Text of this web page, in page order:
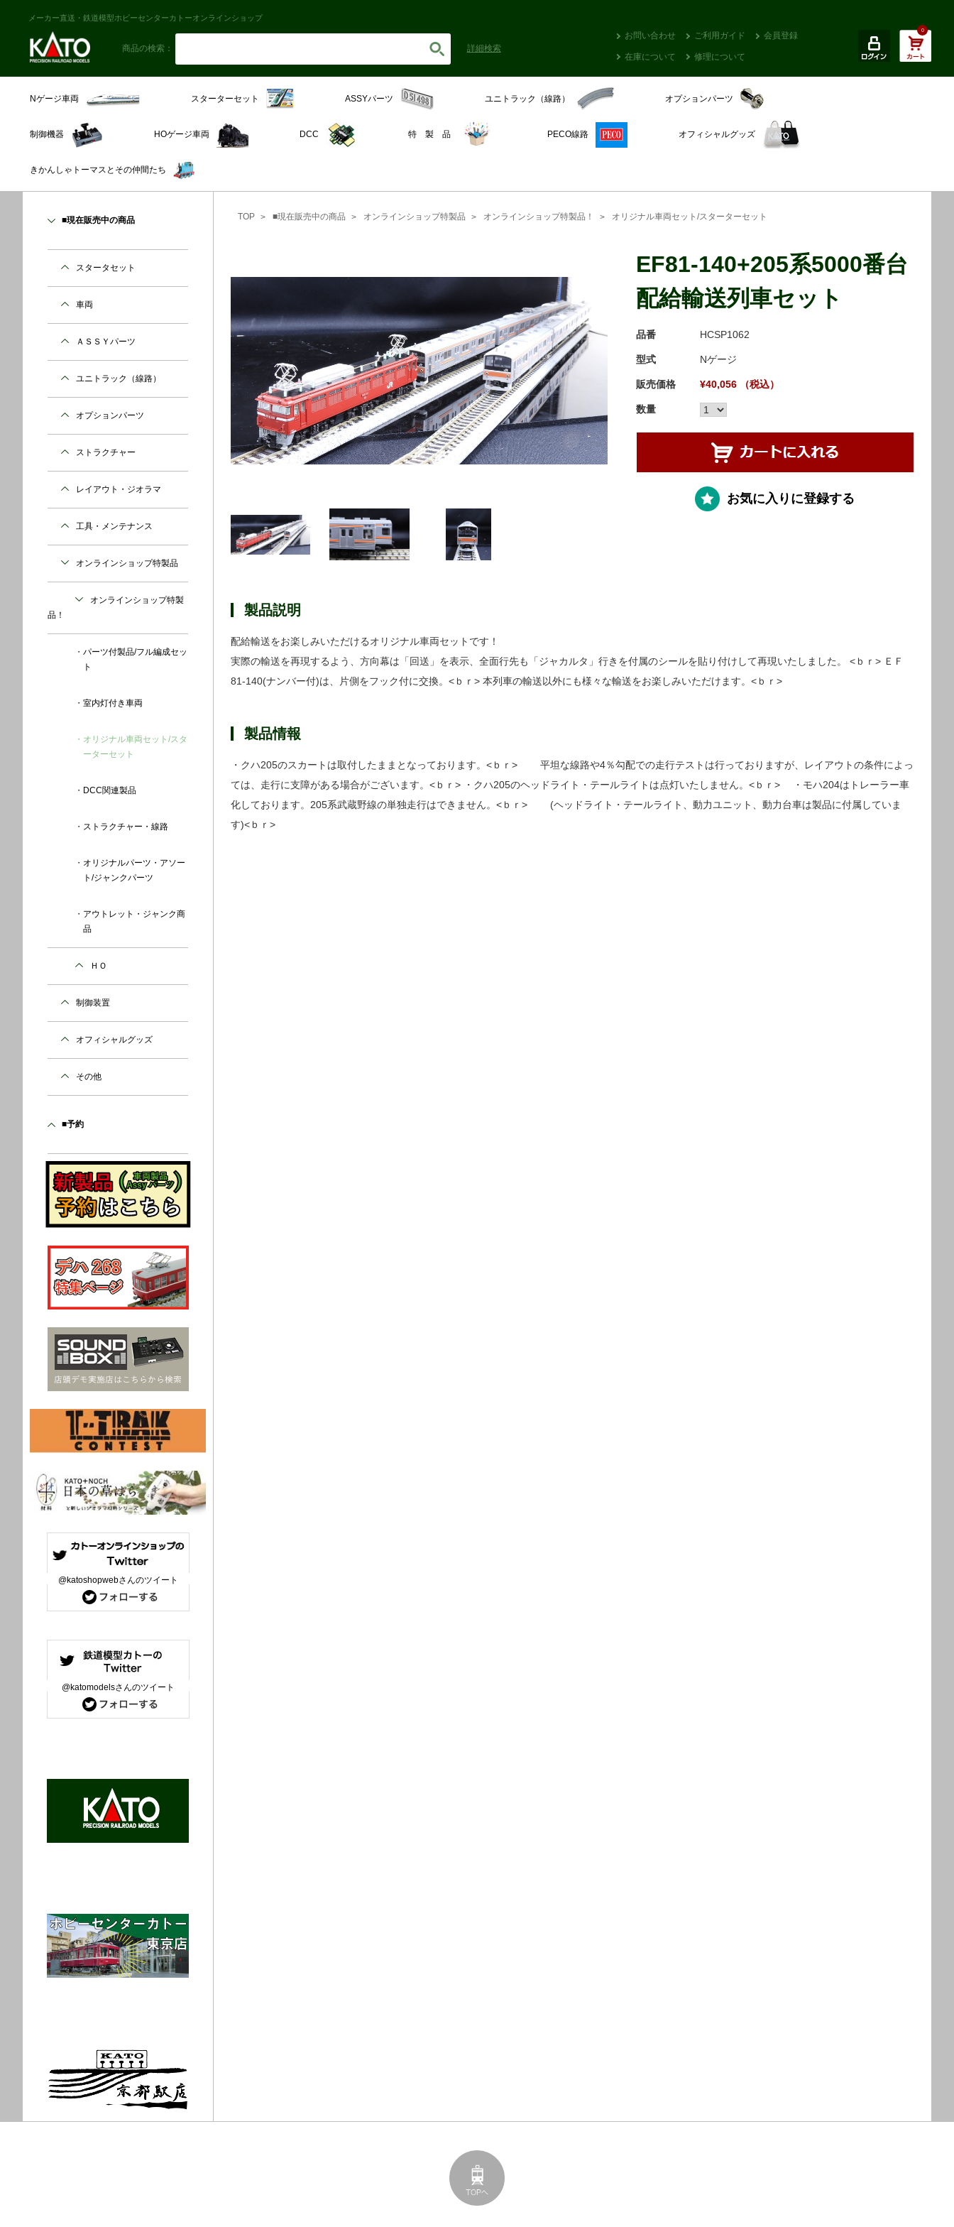
メーカー直送・鉄道模型ホビーセンターカトーオンラインショップ
商品の検索： 詳細検索
お問い合わせ ご利用ガイド 会員登録
在庫について 修理について
0
Nゲージ車両 スターターセット ASSYパーツ ユニトラック（線路） オプションパーツ
制御機器 HOゲージ車両 DCC 特 製 品 PECO線路 オフィシャルグッズ
きかんしゃトーマスとその仲間たち
TOP ■現在販売中の商品 オンラインショップ特製品 オンラインショップ特製品！ オリジナル車両セット/スターターセット
EF81-140+205系5000番台
配給輸送列車セット
品番 HCSP1062
型式 Nゲージ
販売価格 ¥40,056 （税込）
数量
お気に入りに登録する
製品説明
配給輸送をお楽しみいただけるオリジナル車両セットです！
実際の輸送を再現するよう、方向幕は「回送」を表示、全面行先も「ジャカルタ」行きを付属のシールを貼り付けして再現いたしました。 <ｂｒ> ＥＦ
81-140(ナンバー付)は、片側をフック付に交換。<ｂｒ> 本列車の輸送以外にも様々な輸送をお楽しみいただけます。<ｂｒ>
製品情報
・クハ205のスカートは取付したままとなっております。<ｂｒ> 平坦な線路や4％勾配での走行テストは行っておりますが、レイアウトの条件によっ
ては、走行に支障がある場合がございます。<ｂｒ> ・クハ205のヘッドライト・テールライトは点灯いたしません。<ｂｒ> ・モハ204はトレーラー車
化しております。205系武蔵野線の単独走行はできません。<ｂｒ> (ヘッドライト・テールライト、動力ユニット、動力台車は製品に付属していま
す)<ｂｒ>
■現在販売中の商品
スタータセット
車両
ＡＳＳＹパーツ
ユニトラック（線路）
オプションパーツ
ストラクチャー
レイアウト・ジオラマ
工具・メンテナンス
オンラインショップ特製品
オンラインショップ特製
品！
パーツ付製品/フル編成セッ
ト
室内灯付き車両
オリジナル車両セット/スタ
ーターセット
DCC関連製品
ストラクチャー・線路
オリジナルパーツ・アソー
ト/ジャンクパーツ
アウトレット・ジャンク商
品
ＨＯ
制御装置
オフィシャルグッズ
その他
■予約
@katoshopwebさんのツイート
@katomodelsさんのツイート